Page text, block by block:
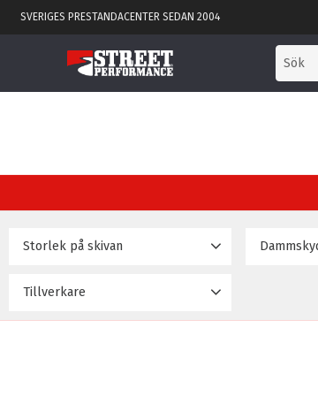
SVERIGES PRESTANDACENTER SEDAN 2004
Tillverkare
Storlek på skivan